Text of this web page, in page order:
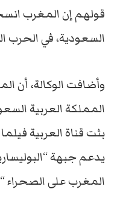
قولهم إن المغرب
السعودية، في الحرب
وأضافت الوكالة، أن
المملكة العربية
بثت قناة العربية
يدعم جبهة
المغرب على الصحراء